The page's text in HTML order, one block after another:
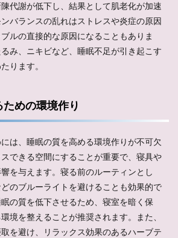
代謝が低下し、結果として肌老化が加速
バランスの乱れはストレスや炎症の原因
ルの直接的な原因になることもありま
み、ニキビなど、睡眠不足が引き起こす
ります。
めの環境作り
は、睡眠の質を高める環境作りが不可欠
できる空間にすることが重要で、寝具や
を与えます。寝る前のルーティンとし
のブルーライトを避けることも効果的で
の質を低下させるため、寝室を暗く保
境を整えることが推奨されます。また、
を避け、リラックス効果のあるハーブテ